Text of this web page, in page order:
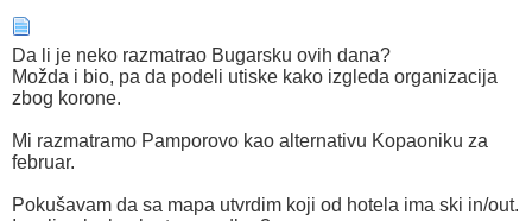
Da li je neko razmatrao Bugarsku ovih dana?
Možda i bio, pa da podeli utiske kako izgleda organizacija
zbog korone.
Mi razmatramo Pamporovo kao alternativu Kopaoniku za
februar.
Pokušavam da sa mapa utvrdim koji od hotela ima ski in/out.